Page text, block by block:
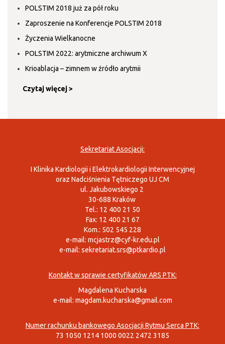
POLSTIM 2018 już za pół roku
Zaproszenie na Konferencje POLSTIM 2018
Życzenia Wielkanocne
POLSTIM 2022: arytmiczne archiwum X
Krioablacja – zimnem w źródło arytmii
Czytaj więcej >
Sekretariat Asocjacji:
I Klinika Kardiologii i Elektrokardiologii Interwencyjnej
oraz Nadciśnienia Tętniczego UJ CM
ul. Jakubowskiego 2
30-688 Kraków
Tel.: 12 400 21 50
Fax: 12 400 21 67
Kom.: 502 545 228
e-mail: mcjastrz@cyf-kr.edu.pl
e-mail: sekretariat.srs@ptkardio.pl
Kontakt w sprawie certyfikatów ARS PTK:
Magdalena Kucharska
e-mail: magdam.kucharska@gmail.com
Numer rachunku bankowego Asocjacji Rytmu Serca PTK:
73 1050 1214 1000 0022 2472 3185